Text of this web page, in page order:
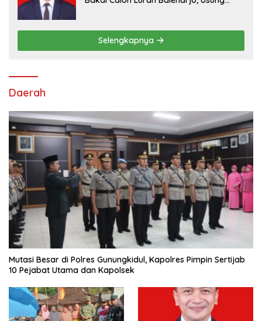
Selengkapnya
Daerah
Mutasi Besar di Polres Gunungkidul, Kapolres Pimpin Sertijab
10 Pejabat Utama dan Kapolsek